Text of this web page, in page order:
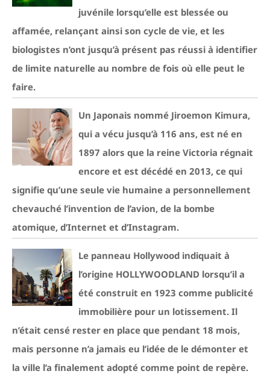
juvénile lorsqu’elle est blessée ou
affamée, relançant ainsi son cycle de vie, et les
biologistes n’ont jusqu’à présent pas réussi à identifier
de limite naturelle au nombre de fois où elle peut le
faire.
Un Japonais nommé Jiroemon Kimura,
qui a vécu jusqu’à 116 ans, est né en
1897 alors que la reine Victoria régnait
encore et est décédé en 2013, ce qui
signifie qu’une seule vie humaine a personnellement
chevauché l’invention de l’avion, de la bombe
atomique, d’Internet et d’Instagram.
Le panneau Hollywood indiquait à
l’origine HOLLYWOODLAND lorsqu’il a
été construit en 1923 comme publicité
immobilière pour un lotissement. Il
n’était censé rester en place que pendant 18 mois,
mais personne n’a jamais eu l’idée de le démonter et
la ville l’a finalement adopté comme point de repère.